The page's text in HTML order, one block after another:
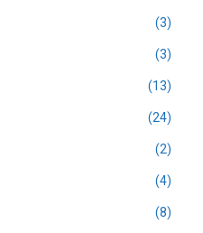
(3)
(3)
(13)
(24)
(2)
(4)
(8)